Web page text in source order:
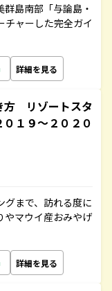
島南部「与論島・
チャーした完全ガイ
詳細を見る
方 リゾートスタ
１９～２０２０
グまで、訪れる度に
やマウイ産おみやげ
詳細を見る